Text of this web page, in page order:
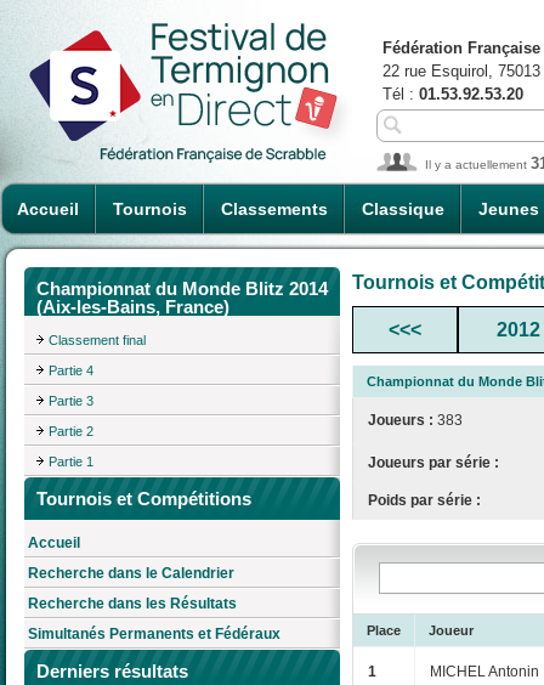
Accueil Tournois Classements Classique Jeunes
Fédération
22 rue Esquirol,
Tél : 01.53.92.53.20
Il y a actuellement
Championnat du Monde Blitz 2014
(Aix-les-Bains, France)
Classement final
Partie 4
Partie 3
Partie 2
Partie 1
Tournois et Compétitions
Accueil
Recherche dans le Calendrier
Recherche dans les Résultats
Simultanés Permanents et Fédéraux
Derniers résultats
Tournois et
<<< 2012
Championnat du Monde
Joueurs : 383
Joueurs par série :
Poids par série :
Place Joueur
1 MICHEL Antonin